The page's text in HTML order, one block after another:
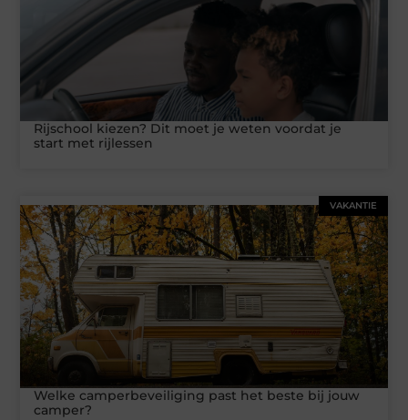
Rijschool kiezen? Dit moet je weten voordat je
start met rijlessen
VAKANTIE
Welke camperbeveiliging past het beste bij jouw
camper?